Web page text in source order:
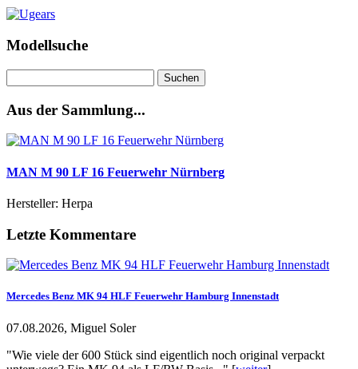
Modellsuche
nach:
Aus der Sammlung...
MAN M 90 LF 16 Feuerwehr Nürnberg
Hersteller: Herpa
Letzte Kommentare
Mercedes Benz MK 94 HLF Feuerwehr Hamburg Innenstadt
07.08.2026, Miguel Soler
"Wie viele der 600 Stück sind eigentlich noch original verpackt